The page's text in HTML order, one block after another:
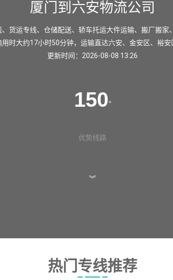
厦门到六安物流公司
货运专线、仓储配送、轿车托运大件运输、搬厂搬家
时大约17小时50分钟，运输直达六安、 金安区、 裕安
更新时间：2026-08-08 13:26
150+
优势线路
︾
热门专线推荐